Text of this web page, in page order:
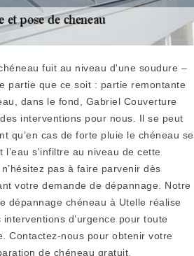
fuit au niveau d'une soudure –
partie que ce soit : partie remontante
dans le fond, Gabriel Couverture
interventions pour nous. Il se peut
qu’en cas de forte pluie le chéneau se
l’eau s'infiltre au niveau de cette
pas à faire parvenir dès
votre demande de dépannage. Notre
dépannage chéneau à Utelle réalise
interventions d’urgence pour toute
Contactez-nous pour obtenir votre
de chéneau gratuit.